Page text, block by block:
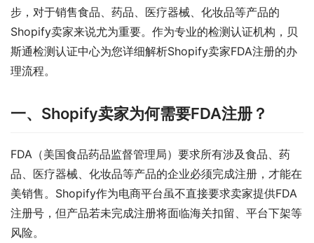
步，对于销售食品、药品、医疗器械、化妆品等产品的
Shopify卖家来说尤为重要。作为专业的检测认证机构，贝
斯通检测认证中心为您详细解析Shopify卖家FDA注册的办
理流程。
一、Shopify卖家为何需要FDA注册？
FDA（美国食品药品监督管理局）要求所有涉及食品、药
品、医疗器械、化妆品等产品的企业必须完成注册，才能在
美销售。Shopify作为电商平台虽不直接要求卖家提供FDA
注册号，但产品若未完成注册将面临海关扣留、平台下架等
风险。